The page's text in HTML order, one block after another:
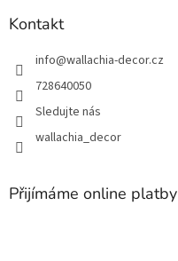
Kontakt
info@wallachia-decor.cz
728640050
Sledujte nás
wallachia_decor
Přijímáme online platby